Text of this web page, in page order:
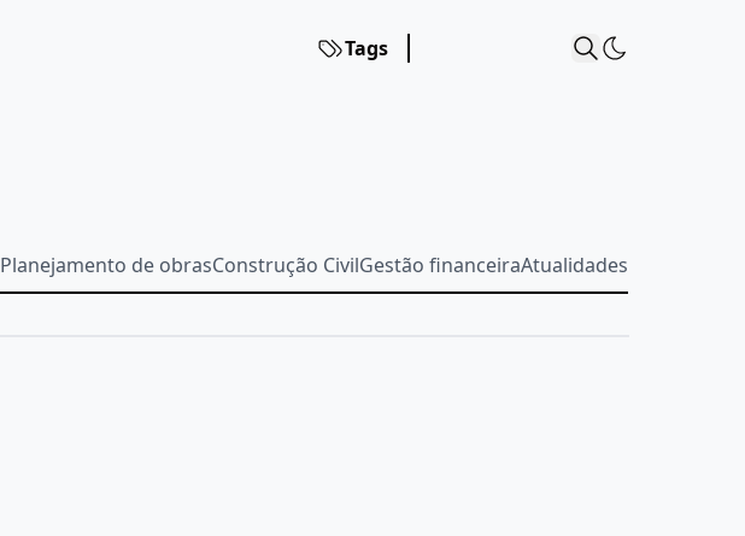
Tags
Planejamento de obras Construção Civil Gestão financeira Atualidades